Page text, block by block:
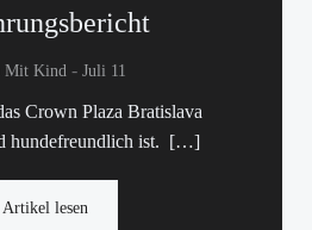
Mit Kind - Juli 11
Crown Plaza Bratislava
hundefreundlich ist. […]
Artikel lesen